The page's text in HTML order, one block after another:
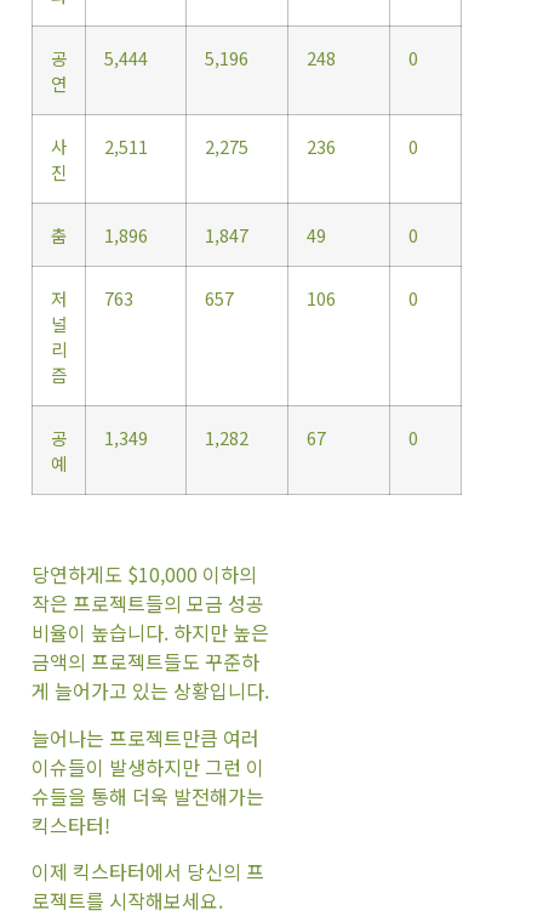
공
연
5,444 5,196 248 0
사
진
2,511 2,275 236 0
춤 1,896 1,847 49 0
저
널
리
즘
763 657 106 0
공
예
1,349 1,282 67 0
당연하게도 $10,000 이하의
작은 프로젝트들의 모금 성공
비율이 높습니다. 하지만 높은
금액의 프로젝트들도 꾸준하
게 늘어가고 있는 상황입니다.
늘어나는 프로젝트만큼 여러
이슈들이 발생하지만 그런 이
슈들을 통해 더욱 발전해가는
킥스타터!
이제 킥스타터에서 당신의 프
로젝트를 시작해보세요.